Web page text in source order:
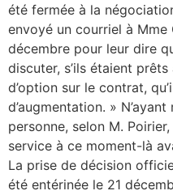
été fermée à la
envoyé un courriel à Mme
décembre pour leur dire
discuter, s’ils étaient
d’option sur le contrat,
d’augmentation. »
personne, selon M.
service à ce moment-là
La prise de décision
été entérinée le 21